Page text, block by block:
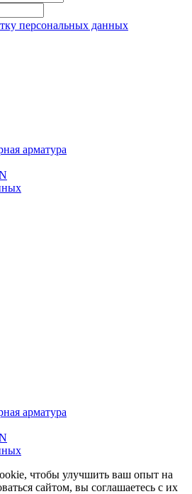
персональных данных
арматура
арматура
чтобы улучшить ваш опыт на
сайтом, вы соглашаетесь с их